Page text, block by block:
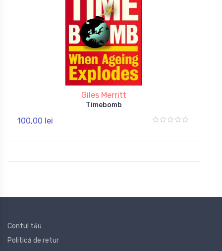
Giles Merritt
Timebomb
100,00 lei
Contul tău
Politică de retur